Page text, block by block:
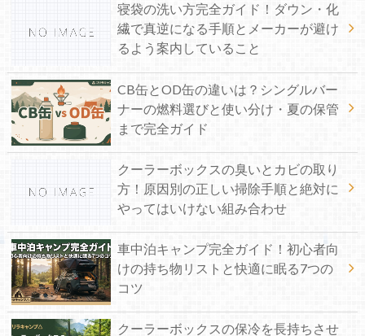
寝袋の洗い方完全ガイド！ダウン・化
繊で真逆になる手順とメーカーが避け
るよう案内していること
CB缶とOD缶の違いは？シングルバー
ナーの燃料選びと使い分け・夏の保管
まで完全ガイド
クーラーボックスの臭いとカビの取り
方！原因別の正しい掃除手順と絶対に
やってはいけない組み合わせ
車中泊キャンプ完全ガイド！初心者向
けの持ち物リストと快適に眠る7つの
コツ
クーラーボックスの保冷を長持ちさせ